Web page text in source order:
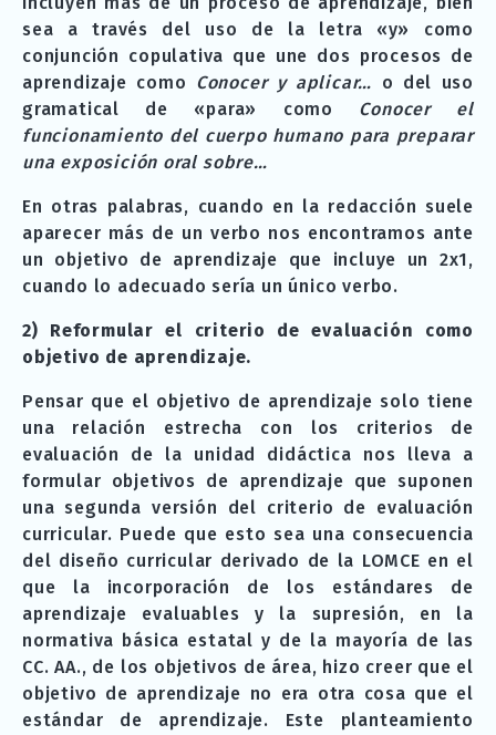
sea a través del uso de la letra «y» como
conjunción copulativa que une dos procesos de
aprendizaje como Conocer y aplicar… o del uso
gramatical de «para» como Conocer el
funcionamiento del cuerpo humano para preparar
una exposición oral sobre…
En otras palabras, cuando en la redacción suele
aparecer más de un verbo nos encontramos ante
un objetivo de aprendizaje que incluye un 2x1,
cuando lo adecuado sería un único verbo.
2)
Reformular el criterio de evaluación como
objetivo de aprendizaje.
Pensar que el objetivo de aprendizaje solo tiene
una relación estrecha con los criterios de
evaluación de la unidad didáctica nos lleva a
formular objetivos de aprendizaje que suponen
una segunda versión del criterio de evaluación
curricular. Puede que esto sea una consecuencia
del diseño curricular derivado de la LOMCE en el
que la incorporación de los estándares de
aprendizaje evaluables y la supresión, en la
normativa básica estatal y de la mayoría de las
CC. AA., de los objetivos de área, hizo creer que el
objetivo de aprendizaje no era otra cosa que el
estándar de aprendizaje. Este planteamiento